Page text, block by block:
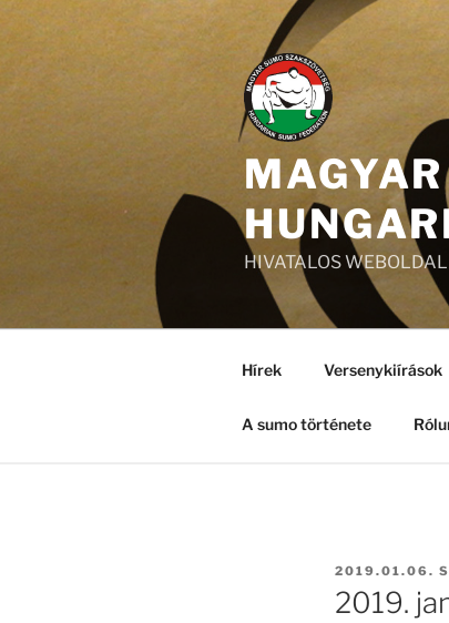
Tartalomhoz
HIVATALOS
Hírek Versenykiírások
A sumo története
BEKÜLDVE:
2019.01.06.
2019.